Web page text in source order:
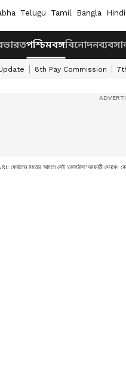
Telugu Tamil Bangla Hindi
ভারতপশ্চিমবঙ্গবিনোদনব্যবসা
8th Pay Commission
মমতার আমলে সেই 'কোণঠাসা' দময়ন্তী সেনকে!